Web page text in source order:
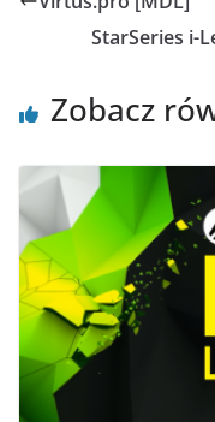
StarSeries i-
Zobacz